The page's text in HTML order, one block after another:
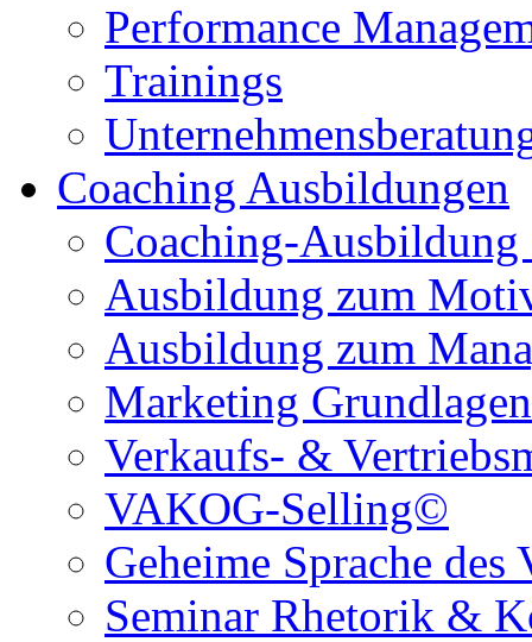
Performance
Trainings
Coaching Ausbildungen
Coaching-
Ausbildung zum
Ausbildung zum
Marketing
Verkaufs- &
VAKOG-Selling©
Geheime Sprache
Seminar Rhetorik &